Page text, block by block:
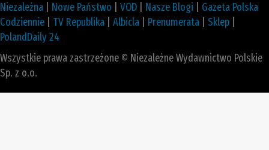
Niezależna
Nowe Państwo VOD Nasze Blogi
Gazeta Polska
Codziennie
TV Republika Albicla Prenumerata Sklep
PolandDaily 24
Wszystkie prawa zastrzeżone © Niezależne Wydawnictwo Polskie
Sp. z o.o.